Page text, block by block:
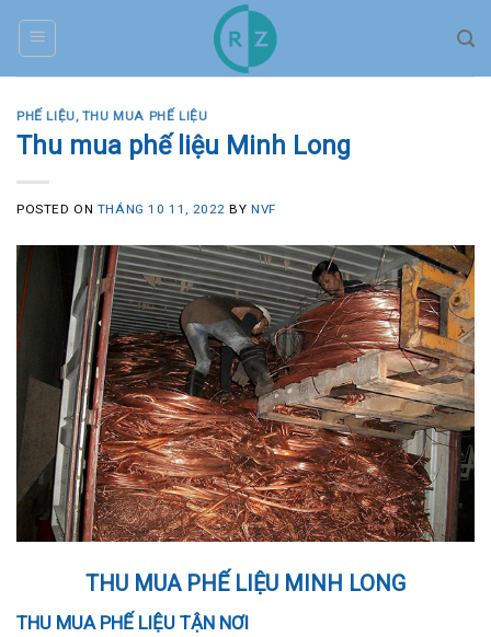
PHẾ LIỆU, THU MUA PHẾ LIỆU
Thu mua phế liệu Minh Long
POSTED ON THÁNG 10 11, 2022 BYNVF
THU MUA PHẾ LIỆU MINH LONG
THU MUA PHẾ LIỆU TẬN NƠI